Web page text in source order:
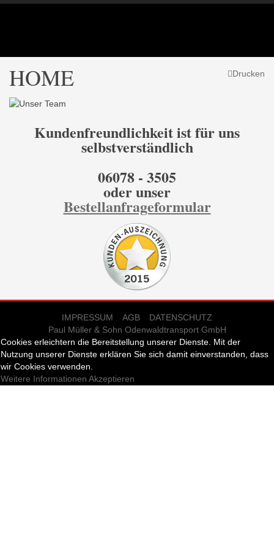
Drucken
HOME
Kundenfreundlichkeit ist für uns
selbstverständlich
06078 - 3505
oder unser
Bestellanfrageformular
IMPRESSUM AGB
DATENSCHUTZ
Paul Müller & Sohn Odenwaldtransport GmbH
Cookies erleichtern die Bereitstellung unserer Dienste. Mit der
Nutzung unserer Dienste erklären Sie sich damit einverstanden, dass
wir Cookies verwenden.
Weitere Informationen Akzeptieren